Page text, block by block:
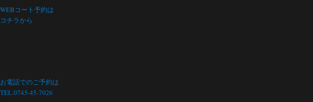
WEBコート予約は
コチラから
お電話でのご予約は
TEL.0745-45-7026